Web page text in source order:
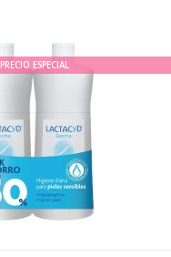
PRECIO ESPECIAL